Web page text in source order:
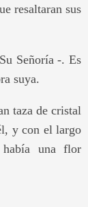
resaltaran sus
Señoría -. Es
suya.
taza de cristal
y con el largo
una flor